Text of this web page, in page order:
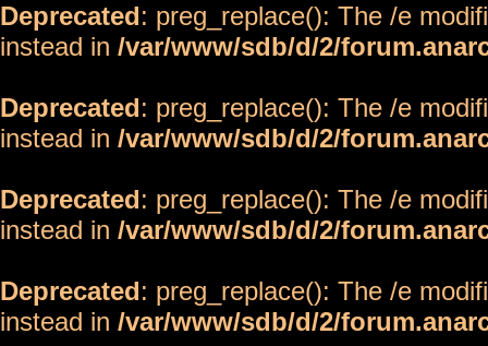
Deprecated: preg_replace(): The /e
instead in /var/www/sdb/d/2/
Deprecated: preg_replace(): The /e
instead in /var/www/sdb/d/2/
Deprecated: preg_replace(): The /e
instead in /var/www/sdb/d/2/
Deprecated: preg_replace(): The /e
instead in /var/www/sdb/d/2/